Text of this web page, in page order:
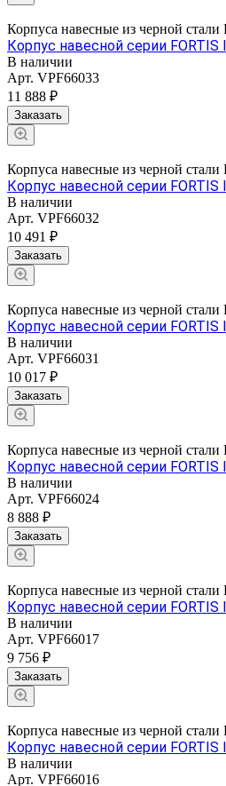
Корпуса навесные из черной стали
Корпус навесной серии
В наличии
Арт. VPF66033
11 888 ₽
Заказать
Корпуса навесные из черной стали
Корпус навесной серии
В наличии
Арт. VPF66032
10 491 ₽
Заказать
Корпуса навесные из черной стали
Корпус навесной серии
В наличии
Арт. VPF66031
10 017 ₽
Заказать
Корпуса навесные из черной стали
Корпус навесной серии
В наличии
Арт. VPF66024
8 888 ₽
Заказать
Корпуса навесные из черной стали
Корпус навесной серии
В наличии
Арт. VPF66017
9 756 ₽
Заказать
Корпуса навесные из черной стали
Корпус навесной серии
В наличии
Арт. VPF66016